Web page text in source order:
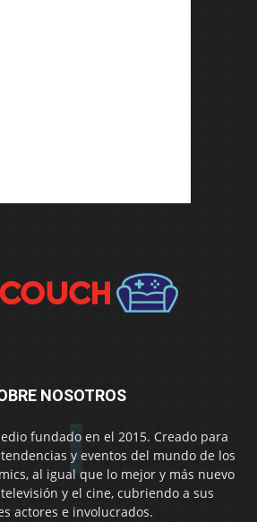
NOSOTROS
fundado en el 2015. Creado para
y eventos del mundo de los
al igual que lo mejor y más nuevo
y el cine, cubriendo a sus
actores e involucrados.